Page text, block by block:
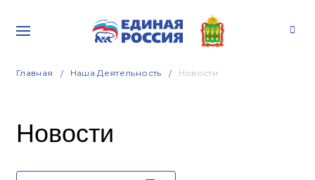
Главная Наша Деятельность Новости
Новости